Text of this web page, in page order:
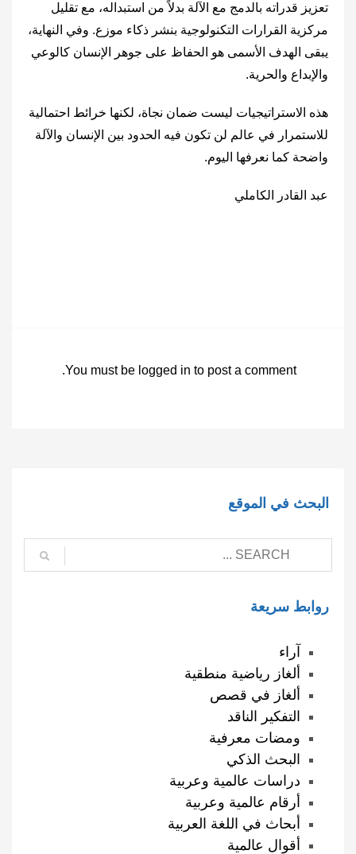
تعزيز قدراته بالدمج مع الآلة بدلاً من استبداله، مع تقليل
مركزية القرارات التكنولوجية بنشر ذكاء موزع. وفي النهاية،
يبقى الهدف الأسمى هو الحفاظ على جوهر الإنسان كالوعي
والإبداع والحرية.
هذه الاستراتيجيات ليست ضمان نجاة، لكنها خرائط احتمالية
للاستمرار في عالم لن تكون فيه الحدود بين الإنسان والآلة
واضحة كما نعرفها اليوم.
عبد القادر الكاملي
You must be logged in to post a comment.
البحث في الموقع
روابط سريعة
آراء
ألغاز رياضية منطقية
ألغاز في قصص
التفكير الناقد
ومضات معرفية
البحث الذكي
دراسات عالمية وعربية
أرقام عالمية وعربية
أبحاث في اللغة العربية
أقوال عالمية